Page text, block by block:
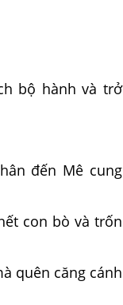
bộ hành và trở
đến Mê cung
con bò và trốn
quên căng cánh